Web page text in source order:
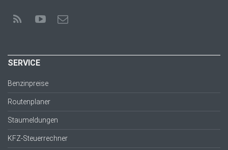
SERVICE
Benzinpreise
Routenplaner
Staumeldungen
KFZ-Steuerrechner